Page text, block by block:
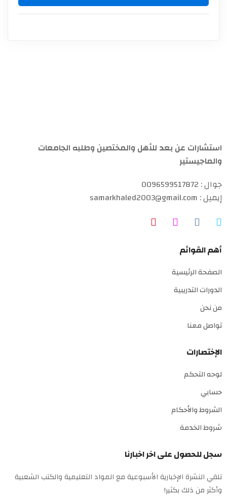
استشارات عن بعد للأهل والمختصين وطلبه الجامعات
والماجيستير
جوال : 0096599517872
إيميل : samarkhaled2003@gmail.com
أهم القوائم
الصفحة الرئيسية
الدورات التدريبية
من نحن
تواصل معنا
الإختصارات
لوحه التحكم
حسابي
الشروط والأحكام
شروط الخدمة
سجل للحصول على اخر اخبارنا
تلقي النشرة الإخبارية الأسبوعية مع المواد التعليمية والكتب الشعبية
وأكثر من ذلك بكثير!